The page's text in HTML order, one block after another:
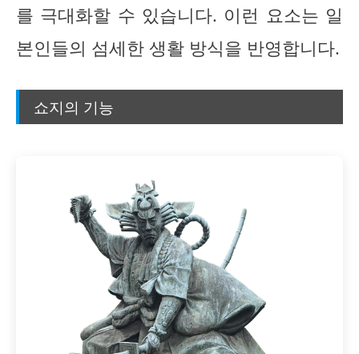
를 극대화할 수 있습니다. 이런 요소는 일
본인들의 섬세한 생활 방식을 반영합니다.
쇼지의 기능